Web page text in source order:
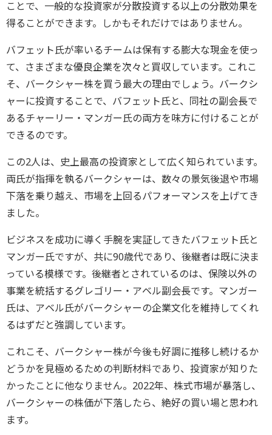
ことで、一般的な投資家が分散投資する以上の分散効果を
得ることができます。しかもそれだけではありません。
バフェット氏が率いるチームは保有する膨大な現金を使っ
て、さまざまな優良企業を次々と買収しています。これこ
そ、バークシャー株を買う最大の理由でしょう。バークシ
ャーに投資することで、バフェット氏と、同社の副会長で
あるチャーリー・マンガー氏の両方を味方に付けることが
できるのです。
この2人は、史上最高の投資家として広く知られています。
両氏が指揮を執るバークシャーは、数々の景気後退や市場
下落を乗り越え、市場を上回るパフォーマンスを上げてき
ました。
ビジネスを成功に導く手腕を実証してきたバフェット氏と
マンガー氏ですが、共に90歳代であり、後継者は既に決ま
っている模様です。後継者とされているのは、保険以外の
事業を統括するグレゴリー・アベル副会長です。マンガー
氏は、アベル氏がバークシャーの企業文化を維持してくれ
るはずだと強調しています。
これこそ、バークシャー株が今後も好調に推移し続けるか
どうかを見極めるための判断材料であり、投資家が知りた
かったことに他なりません。2022年、株式市場が暴落し、
バークシャーの株価が下落したら、絶好の買い場と思われ
ます。